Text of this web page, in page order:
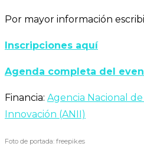
Por mayor información
Inscripciones aquí
Agenda completa del
Financia: Agencia Nacional
Innovación (ANII)
Foto de portada: freepik.es